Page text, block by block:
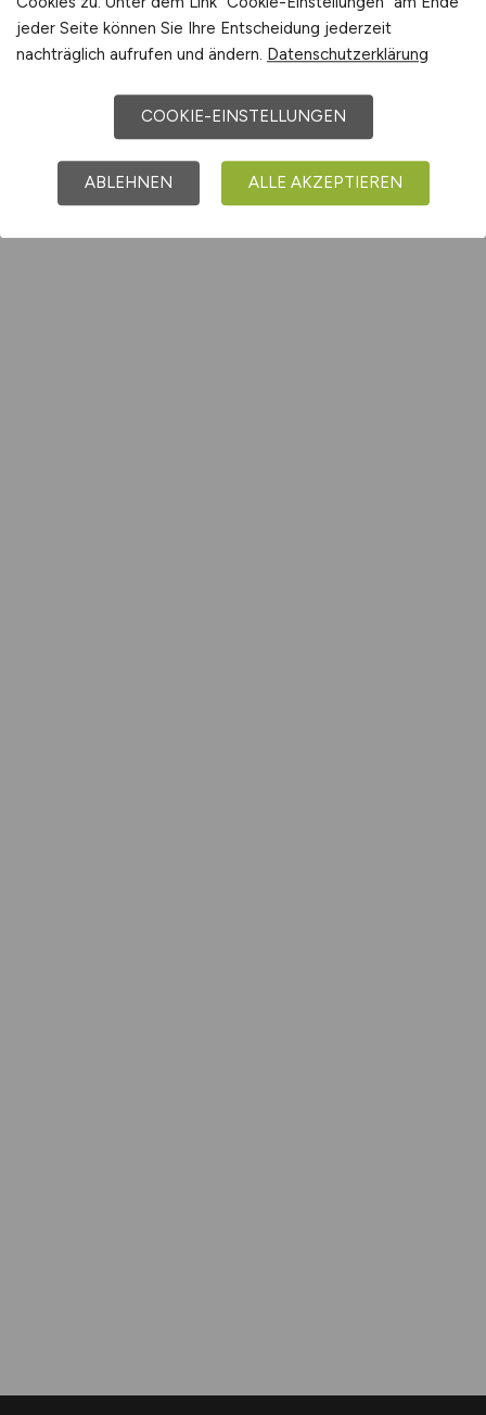
jeder Seite können Sie Ihre Entscheidung jederzeit
nachträglich aufrufen und ändern. Datenschutzerklärung
COOKIE-EINSTELLUNGEN
ABLEHNEN ALLE AKZEPTIEREN